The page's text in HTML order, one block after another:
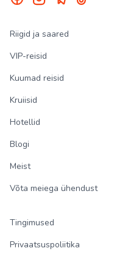
Riigid ja saared
VIP-reisid
Kuumad reisid
Kruiisid
Hotellid
Blogi
Meist
Võta meiega ühendust
Tingimused
Privaatsuspoliitika